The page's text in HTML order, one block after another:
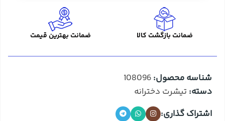
ضمانت بازگشت کالا ضمانت بهترین قیمت
شناسه محصول:108096
دسته: تیشرت دخترانه
اشتراک گذاری: